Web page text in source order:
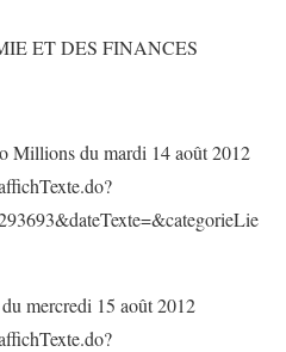
ET DES FINANCES
Millions du mardi 14 août 2012
mercredi 15 août 2012